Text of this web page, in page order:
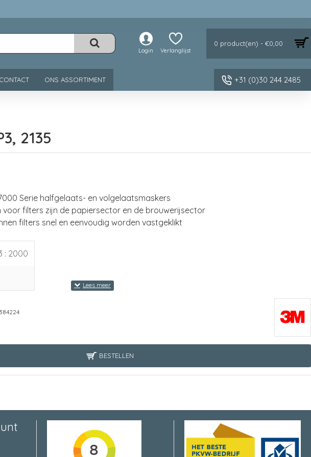
Login Verlanglijst
0 product(en) - €0,00
CONTACT ONS ASSORTIMENT +31 (0)30 244 2485
2135
Serie halfgelaats- en volgelaatsmaskers
voor filters zijn de papiersector en de brouwerijsector
filters snel en eenvoudig worden vastgeklikt
: 2000
BESTELLEN